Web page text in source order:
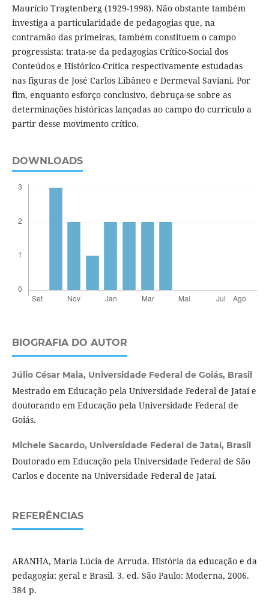
Maurício Tragtenberg (1929-1998). Não obstante também
investiga a particularidade de pedagogias que, na
contramão das primeiras, também constituem o campo
progressista: trata-se da pedagogias Crítico-Social dos
Conteúdos e Histórico-Crítica respectivamente estudadas
nas figuras de José Carlos Libâneo e Dermeval Saviani. Por
fim, enquanto esforço conclusivo, debruça-se sobre as
determinações históricas lançadas ao campo do currículo a
partir desse movimento crítico.
DOWNLOADS
BIOGRAFIA DO AUTOR
Júlio César Maia, Universidade Federal de Goiás, Brasil
Mestrado em Educação pela Universidade Federal de Jataí e
doutorando em Educação pela Universidade Federal de
Goiás.
Michele Sacardo, Universidade Federal de Jataí, Brasil
Doutorado em Educação pela Universidade Federal de São
Carlos e docente na Universidade Federal de Jataí.
REFERÊNCIAS
ARANHA, Maria Lúcia de Arruda. História da educação e da
pedagogia: geral e Brasil. 3. ed. São Paulo: Moderna, 2006.
384 p.